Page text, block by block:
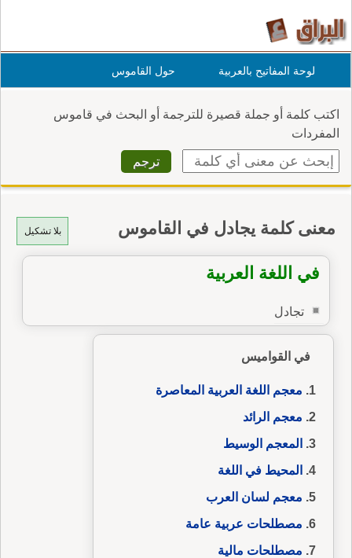
لوحة المفاتيح بالعربية حول القاموس
اكتب كلمة أو جملة قصيرة للترجمة أو البحث في قاموس
المفردات
بلا تشكيل معنى كلمة يجادل في القاموس
في اللغة العربية
تجادل
في القواميس
معجم اللغة العربية المعاصرة
معجم الرائد
المعجم الوسيط
المحيط في اللغة
معجم لسان العرب
مصطلحات عربية عامة
مصطلحات مالية